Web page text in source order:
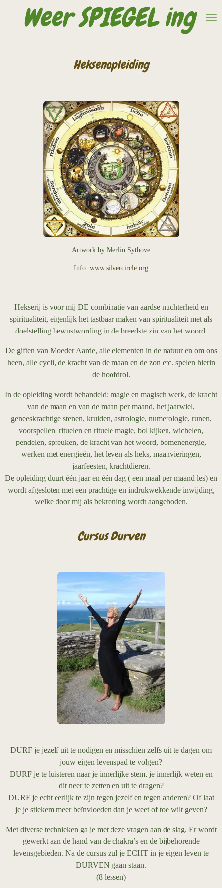
directWeer SPIEGEL ing
Heksenopleiding
Artwork by Merlin Sythove
Info: www.silvercircle.org
Hekserij is voor mij DE combinatie van aardse nuchterheid en
spiritualiteit, eigenlijk het tastbaar maken van spiritualiteit met als
doelstelling bewustwording in de breedste zin van het woord.
De giften van Moeder Aarde, alle elementen in de natuur en om ons
heen, alle cycli, de kracht van de maan en de zon etc. spelen hierin
de hoofdrol.
In de opleiding wordt behandeld: magie en magisch werk, de kracht
van de maan en van de maan per maand, het jaarwiel,
geneeskrachtige stenen, kruiden, astrologie, numerologie, runen,
voorspellen, rituelen en rituele magie, bol kijken, wichelen,
pendelen, spreuken, de kracht van het woord, bomenenergie,
werken met energieën, het leven als heks, maanvieringen,
jaarfeesten, krachtdieren.
De opleiding duurt één jaar en één dag ( een maal per maand les) en
wordt afgesloten met een prachtige en indrukwekkende inwijding,
welke door mij als bekroning wordt aangeboden.
Cursus Durven
DURF je jezelf uit te nodigen en misschien zelfs uit te dagen om
jouw eigen levenspad te volgen?
DURF je te luisteren naar je innerlijke stem, je innerlijk weten en
dit neer te zetten en uit te dragen?
DURF je echt eerlijk te zijn tegen jezelf en tegen anderen? Of laat
je je stiekem meer beïnvloeden dan je weet of toe wilt geven?
Met diverse technieken ga je met deze vragen aan de slag. Er wordt
gewerkt aan de hand van de chakra’s en de bijbehorende
levensgebieden. Na de cursus zul je ECHT in je eigen leven te
DURVEN gaan staan.
(8 lessen)